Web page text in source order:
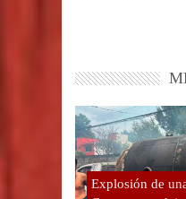
Explosión de